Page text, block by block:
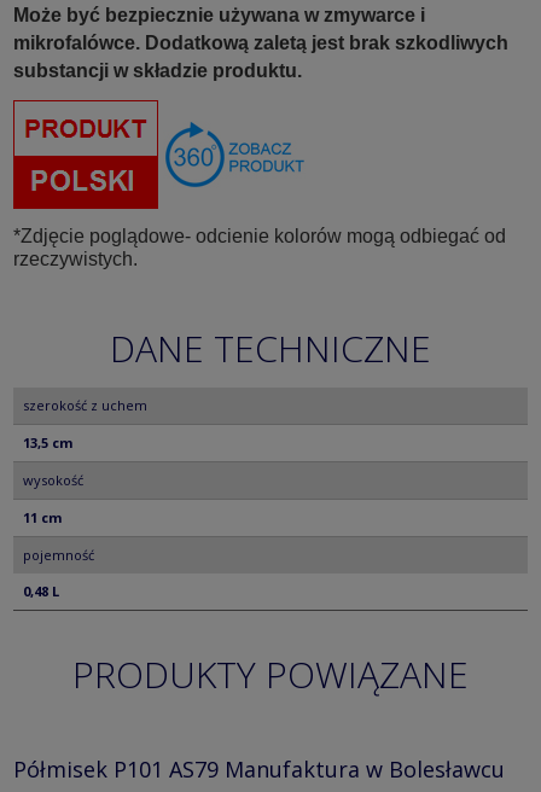
Może być bezpiecznie używana w zmywarce i
mikrofalówce. Dodatkową zaletą jest brak szkodliwych
substancji w składzie produktu.
*Zdjęcie poglądowe- odcienie kolorów mogą odbiegać od
rzeczywistych.
DANE TECHNICZNE
szerokość z uchem
13,5 cm
wysokość
11 cm
pojemność
0,48 L
PRODUKTY POWIĄZANE
Półmisek P101 AS79 Manufaktura w Bolesławcu